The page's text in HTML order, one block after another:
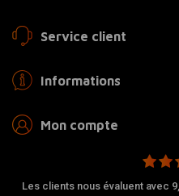
Service client
Informations
Mon compte
Les clients nous évaluent avec